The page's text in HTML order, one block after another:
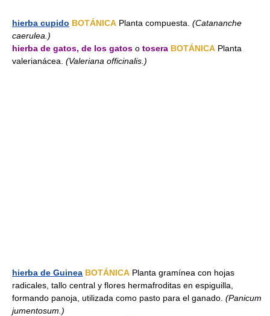
hierba cupido BOTÁNICA Planta compuesta. (Catananche
caerulea.)
hierba de gatos, de los gatos o tosera BOTÁNICA Planta
valerianácea. (Valeriana officinalis.)
hierba de Guinea BOTÁNICA Planta gramínea con hojas
radicales, tallo central y flores hermafroditas en espiguilla,
formando panoja, utilizada como pasto para el ganado. (Panicum
jumentosum.)